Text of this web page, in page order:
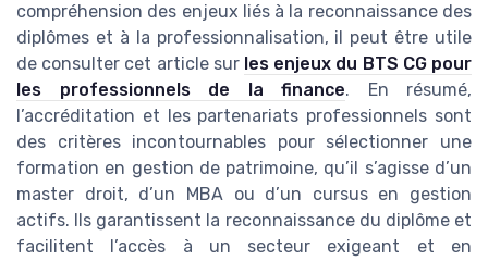
compréhension des enjeux liés à la reconnaissance des
diplômes et à la professionnalisation, il peut être utile
de consulter cet article sur les enjeux du BTS CG pour
les professionnels de la finance. En résumé,
l’accréditation et les partenariats professionnels sont
des critères incontournables pour sélectionner une
formation en gestion de patrimoine, qu’il s’agisse d’un
master droit, d’un MBA ou d’un cursus en gestion
actifs. Ils garantissent la reconnaissance du diplôme et
facilitent l’accès à un secteur exigeant et en